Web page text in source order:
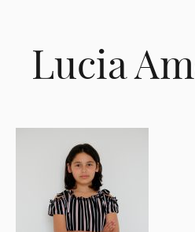
Lucia